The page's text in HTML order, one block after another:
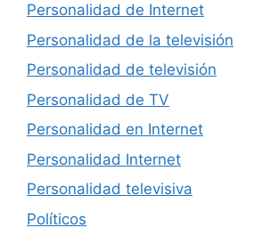
Personalidad de Internet
Personalidad de la televisión
Personalidad de televisión
Personalidad de TV
Personalidad en Internet
Personalidad Internet
Personalidad televisiva
Políticos